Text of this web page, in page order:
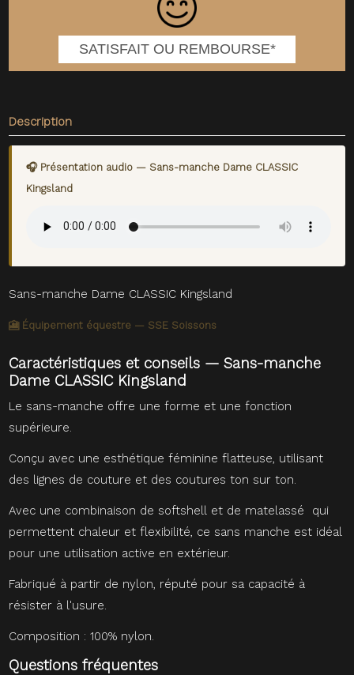
SATISFAIT OU REMBOURSE*
Description
🎧 Présentation audio — Sans-manche Dame CLASSIC
Kingsland
Sans-manche Dame CLASSIC Kingsland
🎦 Équipement équestre — SSE Soissons
Caractéristiques et conseils — Sans-manche
Dame CLASSIC Kingsland
Le sans-manche offre une forme et une fonction
supérieure.
Conçu avec une esthétique féminine flatteuse, utilisant
des lignes de couture et des coutures ton sur ton.
Avec une combinaison de softshell et de matelassé qui
permettent chaleur et flexibilité, ce sans manche est idéal
pour une utilisation active en extérieur.
Fabriqué à partir de nylon, réputé pour sa capacité à
résister à l'usure.
Composition : 100% nylon.
Questions fréquentes